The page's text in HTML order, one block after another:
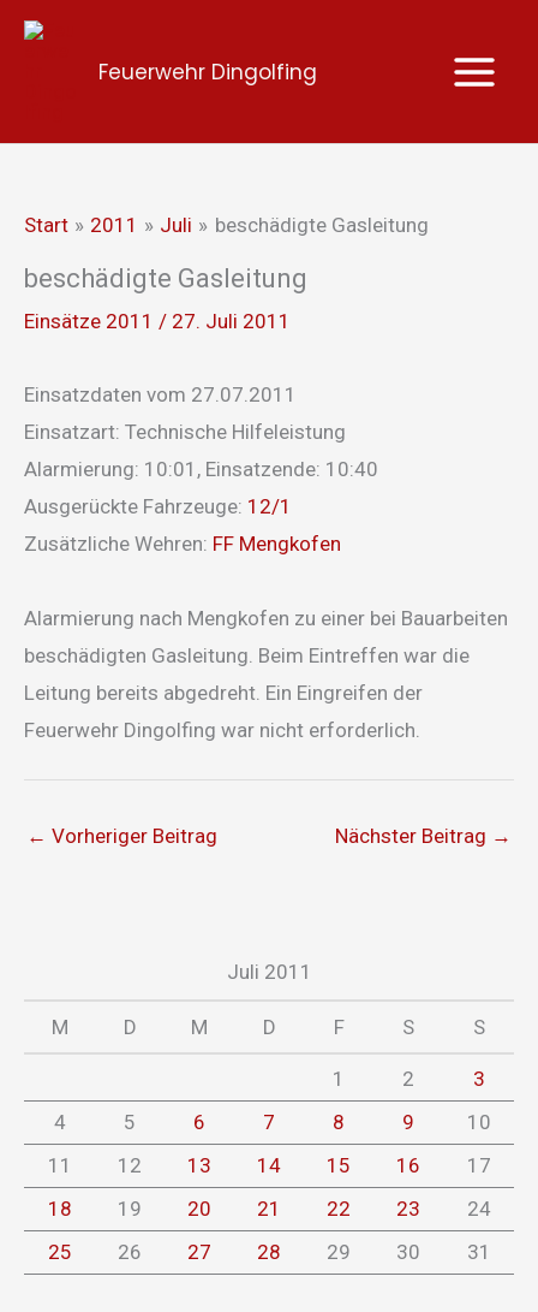
Zum
Feuerwehr Dingolfing
Start 2011 Juli beschädigte Gasleitung
beschädigte Gasleitung
Einsätze 2011 / 27. Juli 2011
Einsatzdaten vom 27.07.2011
Einsatzart: Technische Hilfeleistung
Alarmierung: 10:01, Einsatzende: 10:40
Ausgerückte Fahrzeuge: 12/1
Zusätzliche Wehren: FF Mengkofen
Alarmierung nach Mengkofen zu einer bei Bauarbeiten
beschädigten Gasleitung. Beim Eintreffen war die
Leitung bereits abgedreht. Ein Eingreifen der
Feuerwehr Dingolfing war nicht erforderlich.
← Vorheriger Beitrag Nächster Beitrag →
Juli 2011
M D M D F S S
1 2
3
4
5 6 7 8 9
10
11
12 13 14 15 16
17
18
19 20 21 22 23
24
25
26 27 28 29 30 31